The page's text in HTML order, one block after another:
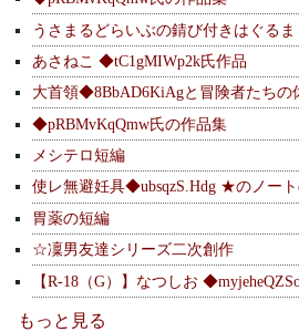
うさまるどらいぶの錆び付きはぐるま
あさねこ ◆tC1gMIWp2k氏作品
大首領◆8BbAD6KiAgと冒険者たちの
◆pRBMvKqQmw氏の作品集
メシテロ短編
使レ無避妊具◆ubsqzS.Hdg ★のノー
胃薬の短編
☆凜男友達シリーズ二次創作
【R-18（G）】なつしお
もっと見る